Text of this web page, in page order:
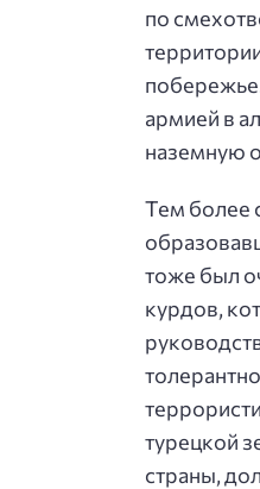
по
армией в
наземную
Тем более
тоже был
курдов,
турецкой
страны,